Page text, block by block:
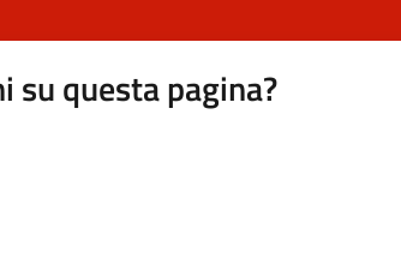
su questa pagina?